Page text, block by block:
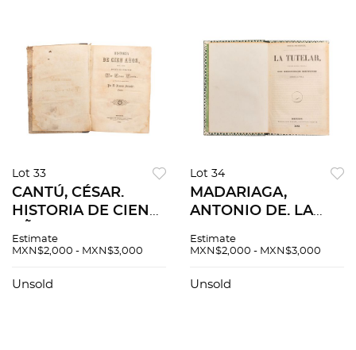
Lot 33
CANTÚ, CÉSAR.
HISTORIA DE CIEN
MÉXICO:
VICENTE GARCÍA
Estimate
MXN$2,000 - MXN$3,000
Unsold
Lot 34
MADARIAGA,
ANTONIO DE. LA
COMPAÑÍA
ESPAÑOLA DE
Estimate
MXN$2,000 - MXN$3,000
Unsold